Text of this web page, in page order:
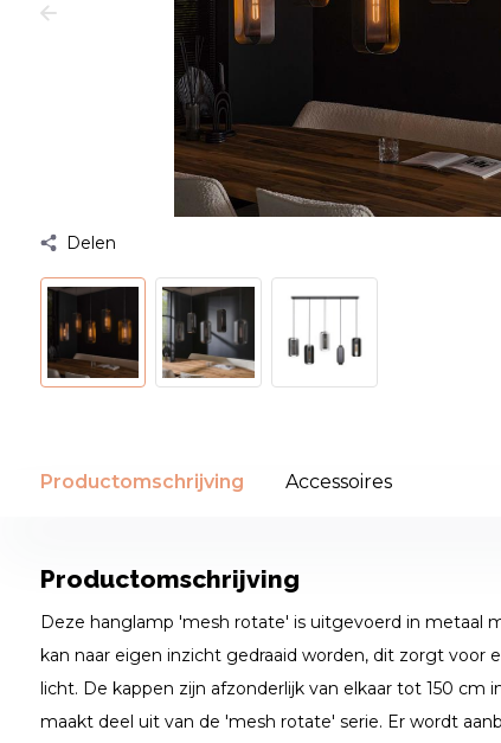
Delen
Productomschrijving Accessoires
Productomschrijving
Deze hanglamp 'mesh rotate' is uitgevoerd in metaal
kan naar eigen inzicht gedraaid worden, dit zorgt voor
licht. De kappen zijn afzonderlijk van elkaar tot 150 cm
maakt deel uit van de 'mesh rotate' serie. Er wordt